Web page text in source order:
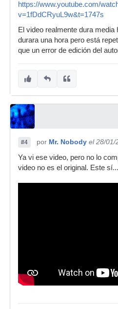
https://www.youtube.com/
v=1fDdCRyuL9w&t=1747s
El video realmente dura
durara una hora pero está
que un error de edición del
#4 por Mr. Nobody el 28/01/
Ya vi ese video, pero no lo
video no es el original. Este sí...